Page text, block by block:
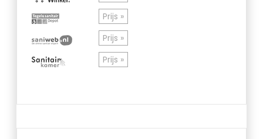
Prijs »
Prijs »
Prijs »